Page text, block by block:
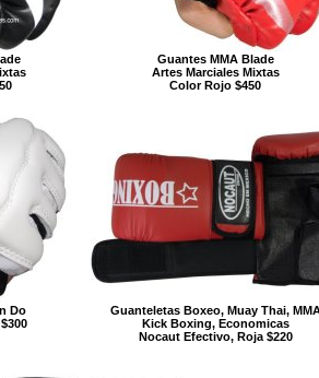
Guantes MMA Blade
Artes Marciales Mixtas
Color Rojo $450
Do
Guanteletas Boxeo, Muay Thai,
Kick Boxing, Economicas
Nocaut Efectivo, Roja $220